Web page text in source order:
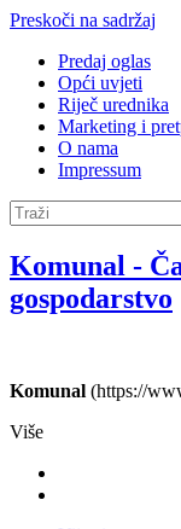
Preskoči na sadržaj
Predaj oglas
Opći uvjeti
Riječ urednika
Marketing i
O nama
Impressum
Komunal -
gospodarstvo
Komunal (https://
Više